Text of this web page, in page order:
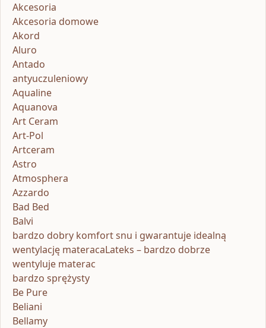
Akcesoria
Akcesoria domowe
Akord
Aluro
Antado
antyuczuleniowy
Aqualine
Aquanova
Art Ceram
Art-Pol
Artceram
Astro
Atmosphera
Azzardo
Bad Bed
Balvi
bardzo dobry komfort snu i gwarantuje idealną
wentylację materacaLateks – bardzo dobrze
wentyluje materac
bardzo sprężysty
Be Pure
Beliani
Bellamy